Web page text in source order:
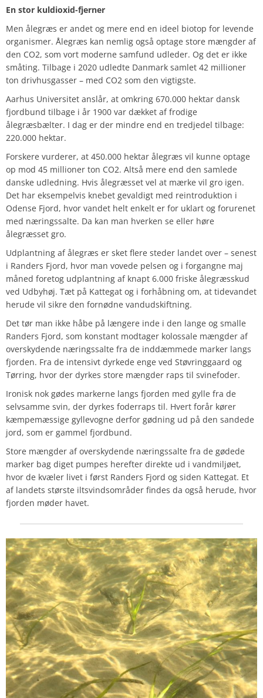
En stor kuldioxid-fjerner
Men ålegræs er andet og mere end en ideel biotop for levende
organismer. Ålegræs kan nemlig også optage store mængder af
den CO2, som vort moderne samfund udleder. Og det er ikke
småting. Tilbage i 2020 udledte Danmark samlet 42 millioner
ton drivhusgasser – med CO2 som den vigtigste.
Aarhus Universitet anslår, at omkring 670.000 hektar dansk
fjordbund tilbage i år 1900 var dækket af frodige
ålegræsbælter. I dag er der mindre end en tredjedel tilbage:
220.000 hektar.
Forskere vurderer, at 450.000 hektar ålegræs vil kunne optage
op mod 45 millioner ton CO2. Altså mere end den samlede
danske udledning. Hvis ålegræsset vel at mærke vil gro igen.
Det har eksempelvis knebet gevaldigt med reintroduktion i
Odense Fjord, hvor vandet helt enkelt er for uklart og forurenet
med næringssalte. Da kan man hverken se eller høre
ålegræsset gro.
Udplantning af ålegræs er sket flere steder landet over – senest
i Randers Fjord, hvor man vovede pelsen og i forgangne maj
måned foretog udplantning af knapt 6.000 friske ålegræsskud
ved Udbyhøj. Tæt på Kattegat og i forhåbning om, at tidevandet
herude vil sikre den fornødne vandudskiftning.
Det tør man ikke håbe på længere inde i den lange og smalle
Randers Fjord, som konstant modtager kolossale mængder af
overskydende næringssalte fra de inddæmmede marker langs
fjorden. Fra de intensivt dyrkede enge ved Støvringgaard og
Tørring, hvor der dyrkes store mængder raps til svinefoder.
Ironisk nok gødes markerne langs fjorden med gylle fra de
selvsamme svin, der dyrkes foderraps til. Hvert forår kører
kæmpemæssige gyllevogne derfor gødning ud på den sandede
jord, som er gammel fjordbund.
Store mængder af overskydende næringssalte fra de gødede
marker bag diget pumpes herefter direkte ud i vandmiljøet,
hvor de kvæler livet i først Randers Fjord og siden Kattegat. Et
af landets største iltsvindsområder findes da også herude, hvor
fjorden møder havet.